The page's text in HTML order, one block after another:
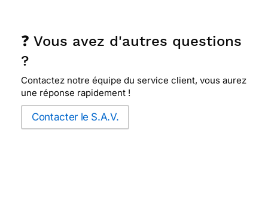
❓ Vous avez d'autres questions
?
Contactez notre équipe du service client, vous aurez
une réponse rapidement !
Contacter le S.A.V.